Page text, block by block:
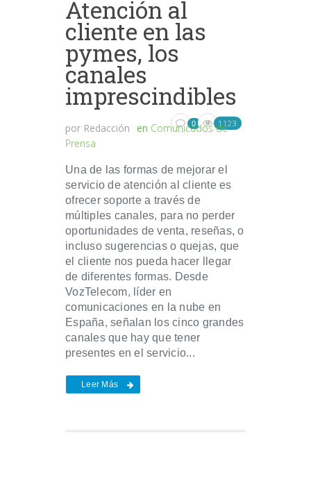
Atención al
cliente en las
pymes, los
canales
imprescindibles
por Redacción en Comunicados de
Prensa
0 1123
Una de las formas de mejorar el
servicio de atención al cliente es
ofrecer soporte a través de
múltiples canales, para no perder
oportunidades de venta, reseñas, o
incluso sugerencias o quejas, que
el cliente nos pueda hacer llegar
de diferentes formas. Desde
VozTelecom, líder en
comunicaciones en la nube en
España, señalan los cinco grandes
canales que hay que tener
presentes en el servicio...
Leer Más